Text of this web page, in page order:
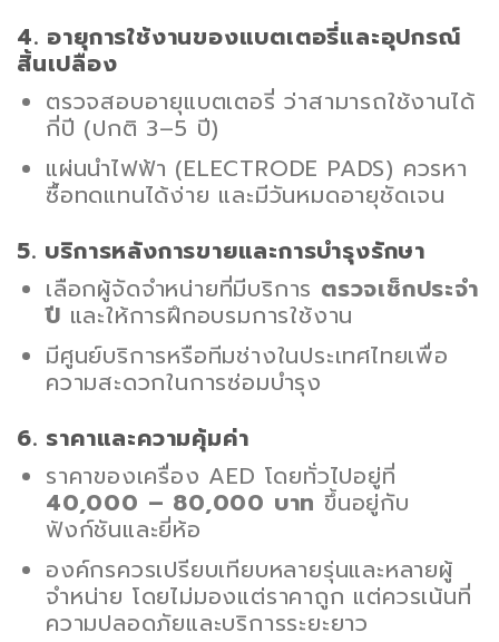
4. อายุการใช้งานของแบตเตอรี่และอุปกรณ์
สิ้นเปลือง
ตรวจสอบอายุแบตเตอรี่ ว่าสามารถใช้งานได้
กี่ปี (ปกติ 3–5 ปี)
แผ่นนำไฟฟ้า (ELECTRODE PADS) ควรหา
ซื้อทดแทนได้ง่าย และมีวันหมดอายุชัดเจน
5. บริการหลังการขายและการบำรุงรักษา
เลือกผู้จัดจำหน่ายที่มีบริการ ตรวจเช็กประจำ
ปี และให้การฝึกอบรมการใช้งาน
มีศูนย์บริการหรือทีมช่างในประเทศไทยเพื่อ
ความสะดวกในการซ่อมบำรุง
6. ราคาและความคุ้มค่า
ราคาของเครื่อง AED โดยทั่วไปอยู่ที่
40,000 – 80,000 บาท ขึ้นอยู่กับ
ฟังก์ชันและยี่ห้อ
องค์กรควรเปรียบเทียบหลายรุ่นและหลายผู้
จำหน่าย โดยไม่มองแต่ราคาถูก แต่ควรเน้นที่
ความปลอดภัยและบริการระยะยาว